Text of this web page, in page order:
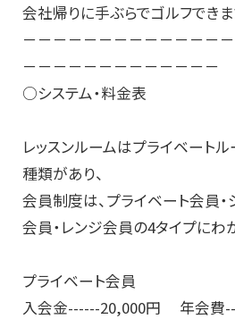
会社帰りに手ぶらでゴルフできま
－－－－－－－－－－－－－
－－－－－－－－－－－－－
○システム・料金表
レッスンルームはプライベート
種類があり、
会員制度は、プライベート会員・
会員・レンジ会員の4タイプにわ
プライベート会員
入会金------20,000円 年会